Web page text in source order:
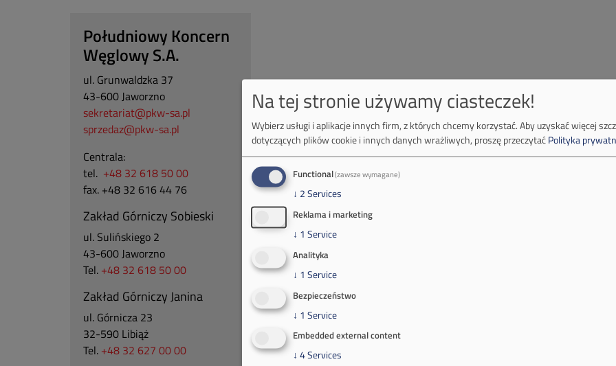
Południowy Koncern
Węglowy S.A.
ul. Grunwaldzka 37
43-600 Jaworzno
sekretariat@pkw-sa.pl
sprzedaz@pkw-sa.pl
Centrala:
tel. +48 32 618 50 00
fax. +48 32 616 44 76
Zakład Górniczy Sobieski
ul. Sulińskiego 2
43-600 Jaworzno
Tel. +48 32 618 50 00
Zakład Górniczy Janina
ul. Górnicza 23
32-590 Libiąż
Tel. +48 32 627 00 00
Na tej stronie używamy ciasteczek!
Wybierz usługi i aplikacje innych firm, z których chcemy korzystać.Aby uzyskać więcej
dotyczących plików cookie i innych danych wrażliwych, proszę przeczytaćPolityka
Functional(zawsze wymagane)
↓ 2Services
Reklama i marketing
↓ 1 Service
Analityka
↓ 1 Service
Bezpieczeństwo
↓ 1 Service
Embedded external content
↓ 4Services